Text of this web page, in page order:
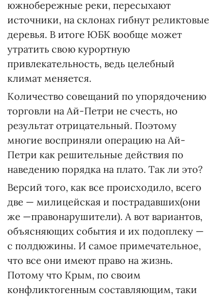
южнобережные реки, пересыхают
источники, на склонах гибнут реликтовые
деревья. В итоге ЮБК вообще может
утратить свою курортную
привлекательность, ведь целебный
климат меняется.
Количество совещаний по упорядочению
торговли на Ай-Петри не счесть, но
результат отрицательный. Поэтому
многие восприняли операцию на Ай-
Петри как решительные действия по
наведению порядка на плато. Так ли это?
Версий того, как все происхо­дило, всего
две — милицейская и пострадавших(они
же —правонарушители). А вот вариантов,
объясняющих события и их подоплеку —
с полдюжины. И самое примечательное,
что все они имеют право на жизнь.
Потому что Крым, по своим
конфликтогенным составляющим, таки